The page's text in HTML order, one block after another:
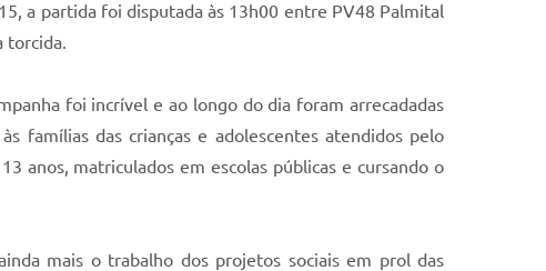
a partida foi disputada às 13h00 entre PV48 Palmital
torcida.
foi incrível e ao longo do dia foram arrecadadas
famílias das crianças e adolescentes atendidos pelo
anos, matriculados em escolas públicas e cursando o
mais o trabalho dos projetos sociais em prol das